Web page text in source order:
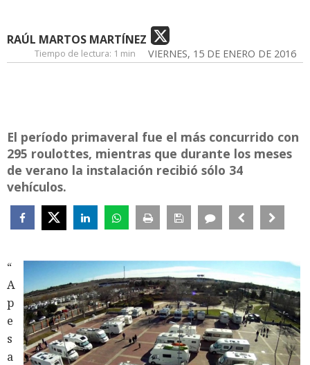
RAÚL MARTOS MARTÍNEZ
VIERNES, 15 DE ENERO DE 2016
Tiempo de lectura: 1 min
El período primaveral fue el más concurrido con
295 roulottes, mientras que durante los meses
de verano la instalación recibió sólo 34
vehículos.
“
A
p
e
s
a